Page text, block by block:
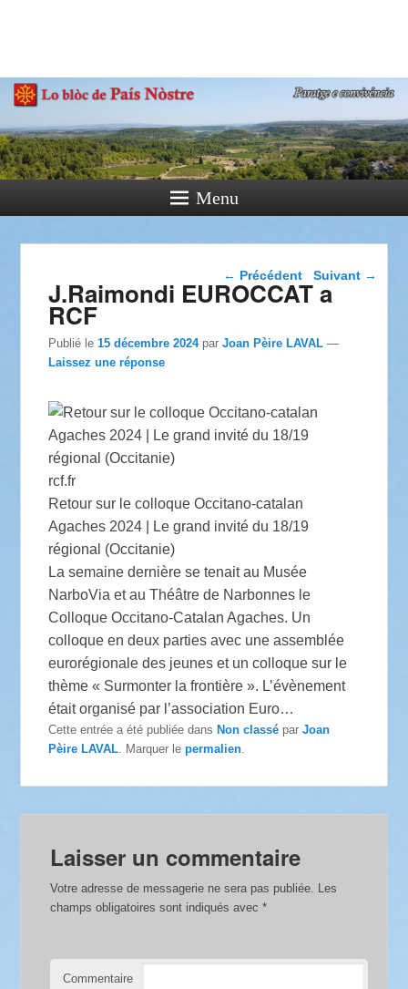
Paratge e Convivència
Menu
Navigation dans les
articles
← Précédent Suivant →
J.Raimondi EUROCCAT a
RCF
Publié le15 décembre 2024 parJoan Pèire LAVAL —
Laissez une réponse
rcf.fr
Retour sur le colloque Occitano-catalan
Agaches 2024 | Le grand invité du 18/19
régional (Occitanie)
La semaine dernière se tenait au Musée
NarboVia et au Théâtre de Narbonnes le
Colloque Occitano-Catalan Agaches. Un
colloque en deux parties avec une assemblée
eurorégionale des jeunes et un colloque sur le
thème « Surmonter la frontière ». L’évènement
était organisé par l’association Euro…
Cette entrée a été publiée dansNon classé parJoan
Pèire LAVAL . Marquer lepermalien
Laisser un commentaire
Votre adresse de messagerie ne sera pas publiée. Les
champs obligatoires sont indiqués avec*
Commentaire